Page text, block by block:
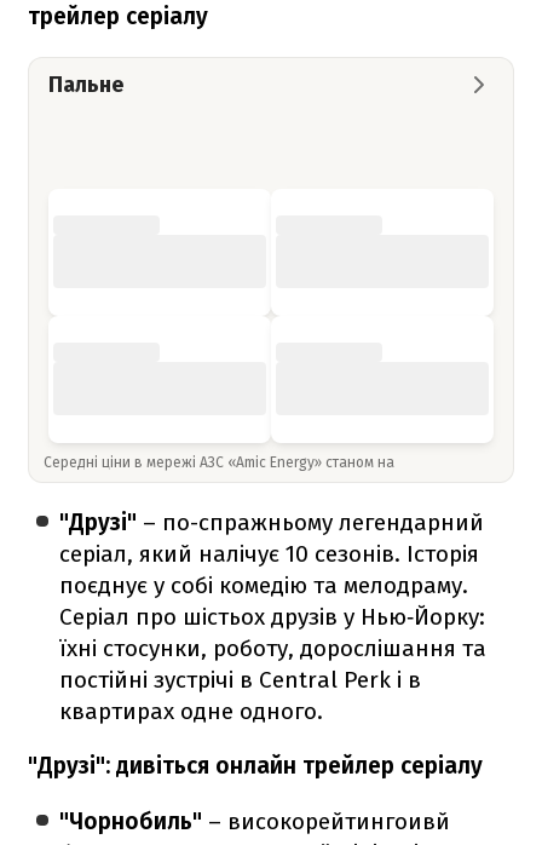
трейлер серіалу
Пальне
Середні ціни в мережі АЗС «Amic Energy» станом на
"Друзі" – по-спражньому легендарний
серіал, який налічує 10 сезонів. Історія
поєднує у собі комедію та мелодраму.
Серіал про шістьох друзів у Нью‑Йорку:
їхні стосунки, роботу, дорослішання та
постійні зустрічі в Central Perk і в
квартирах одне одного.
"Друзі": дивіться онлайн трейлер серіалу
"Чорнобиль" – високорейтингоивй